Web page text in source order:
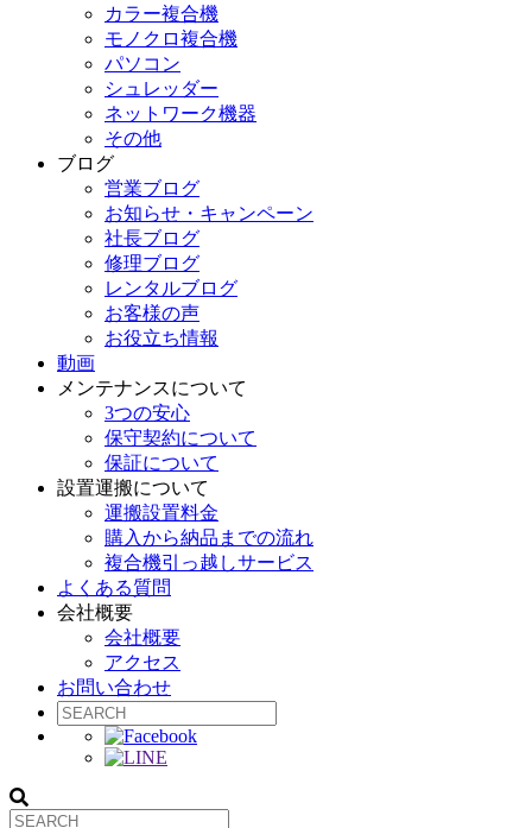
カラー複合機
モノクロ複合機
パソコン
シュレッダー
ネットワーク機器
その他
ブログ
営業ブログ
お知らせ・キャンペーン
社長ブログ
修理ブログ
レンタルブログ
お客様の声
お役立ち情報
動画
メンテナンスについて
3つの安心
保守契約について
保証について
設置運搬について
運搬設置料金
購入から納品までの流れ
複合機引っ越しサービス
よくある質問
会社概要
会社概要
アクセス
お問い合わせ